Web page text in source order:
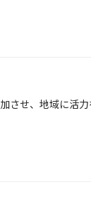
させ、地域に活力